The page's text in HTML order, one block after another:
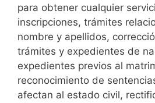
para obtener cualquier
inscripciones, trámites
nombre y apellidos,
trámites y expedientes de
expedientes previos al
reconocimiento de
afectan al estado civil,